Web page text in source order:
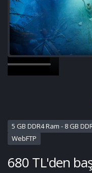
5 GB DDR4 Ram - 8 GB
WebFTP
680 TL'den